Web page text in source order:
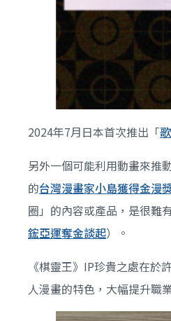
2024年7月日本首次推出「
另外一個可能利用動畫來推
的台灣漫畫家小島獲得金漫
圈」的內容或產品，是很難
鋐亞運奪金談起）。
《棋靈王》IP珍貴之處在
人漫畫的特色，大幅提升職